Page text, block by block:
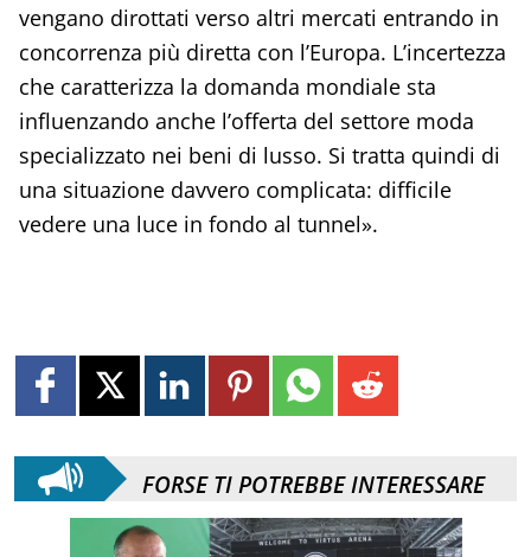
vengano dirottati verso altri mercati entrando in
concorrenza più diretta con l’Europa. L’incertezza
che caratterizza la domanda mondiale sta
influenzando anche l’offerta del settore moda
specializzato nei beni di lusso. Si tratta quindi di
una situazione davvero complicata: difficile
vedere una luce in fondo al tunnel».
FORSE TI POTREBBE INTERESSARE